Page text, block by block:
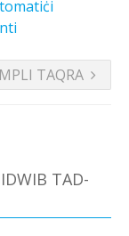
TAQRA
TAD-